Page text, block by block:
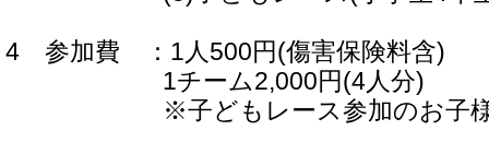
4 参加費 ：1人500円(傷害保険料含)
1チーム2,000円(4人分)
※子どもレース参加のお子様は